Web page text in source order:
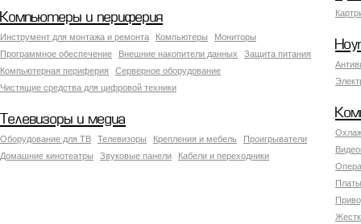
Компьютеры и периферия
Инструмент для монтажа и ремонта Компьютеры
Мониторы
Программное обеспечение
Внешние накопители данных
Защита питания
Компьютерная периферия
Серверное оборудование
Чистящие средства для цифровой техники
Телевизоры и медиа
Оборудование для ТВ Телевизоры Крепления и мебель
Проигрыватели
Домашние кинотеатры
Звуковые панели Кабели и переходники